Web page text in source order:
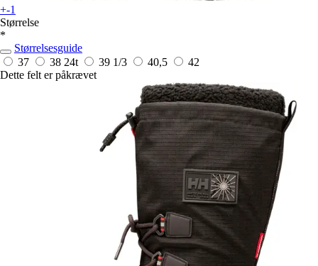
+-1
Størrelse
*
Størrelsesguide
37
38 24t 39 1/3 40,5
42
Dette felt er påkrævet